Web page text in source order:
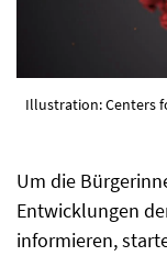
Illustration: Centers
Um die
Entwicklungen
informieren,